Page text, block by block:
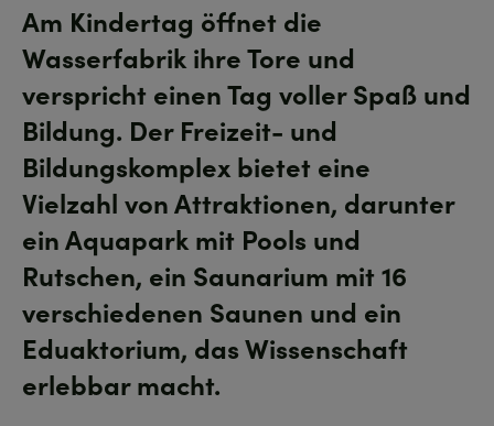
Am Kindertag öffnet die
Wasserfabrik ihre Tore und
verspricht einen Tag voller Spaß und
Bildung. Der Freizeit- und
Bildungskomplex bietet eine
Vielzahl von Attraktionen, darunter
ein Aquapark mit Pools und
Rutschen, ein Saunarium mit 16
verschiedenen Saunen und ein
Eduaktorium, das Wissenschaft
erlebbar macht.